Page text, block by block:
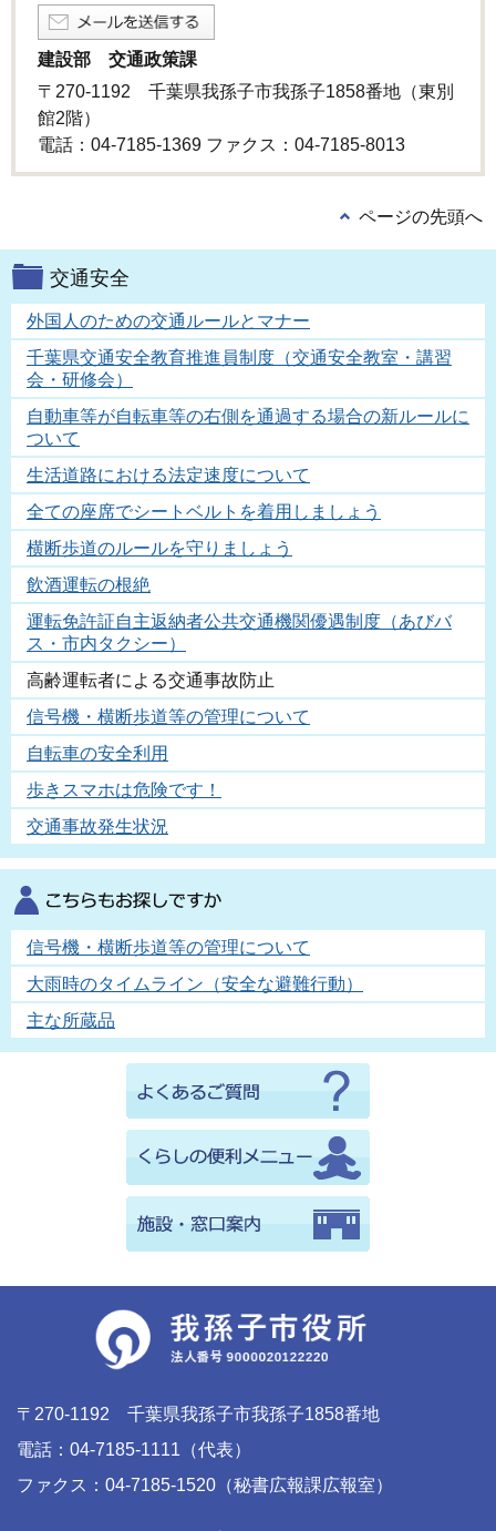
建設部 交通政策課
〒270-1192 千葉県我孫子市我孫子1858番地（東別
館2階）
電話：04-7185-1369 ファクス：04-7185-8013
ページの先頭へ
交通安全
外国人のための交通ルールとマナー
千葉県交通安全教育推進員制度（交通安全教室・講習
会・研修会）
自動車等が自転車等の右側を通過する場合の新ルールに
ついて
生活道路における法定速度について
全ての座席でシートベルトを着用しましょう
横断歩道のルールを守りましょう
飲酒運転の根絶
運転免許証自主返納者公共交通機関優遇制度（あびバ
ス・市内タクシー）
高齢運転者による交通事故防止
信号機・横断歩道等の管理について
自転車の安全利用
歩きスマホは危険です！
交通事故発生状況
信号機・横断歩道等の管理について
大雨時のタイムライン（安全な避難行動）
主な所蔵品
〒270-1192 千葉県我孫子市我孫子1858番地
電話：04-7185-1111（代表）
ファクス：04-7185-1520（秘書広報課広報室）